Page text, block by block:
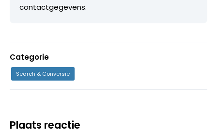
contactgegevens.
Categorie
Search & Conversie
Plaats reactie